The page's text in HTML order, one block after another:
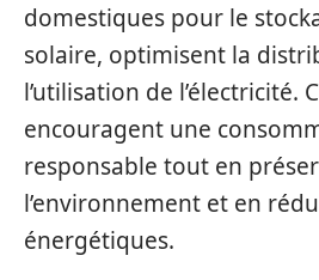
domestiques pour le
solaire, optimisent la
l’utilisation de l’électricité.
encouragent une
responsable tout en
l’environnement et en
énergétiques.